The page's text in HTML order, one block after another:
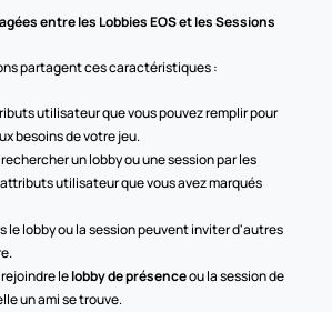
entre les Lobbies EOS et les Sessions
partagent ces caractéristiques :
utilisateur que vous pouvez remplir pour
besoins de votre jeu.
un lobby ou une session par les
utilisateur que vous avez marqués
le lobby ou la session peuvent inviter d'autres
le lobby de présence ou la session de
un ami se trouve.